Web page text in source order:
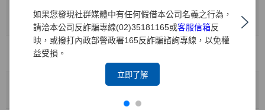
如果您發現社群媒體中有任何假借本公司名義之行為，
請洽本公司反詐騙專線(02)35181165或客服信箱反
映，或撥打內政部警政署165反詐騙諮詢專線，以免權
益受損。
立即了解
2026/03/27
10:41
金融科技與服務雙引擎 元大證券勇奪財訊六大獎、締造十一連霸
2026/03/02
15:15
元大權證開春好禮 月月抽88,000元禮券